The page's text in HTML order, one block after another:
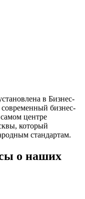
в Бизнес-
бизнес-
центре
который
стандартам.
о наших